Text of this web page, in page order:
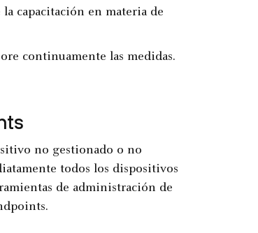
capacitación en materia de
continuamente las medidas.
no gestionado o no
todos los dispositivos
de administración de